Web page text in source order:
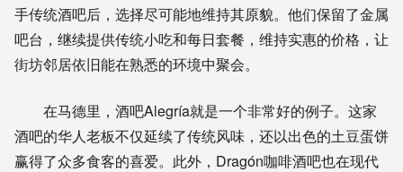
手传统酒吧后，选择尽可能地维持其原貌。他们保留了金属
吧台，继续提供传统小吃和每日套餐，维持实惠的价格，让
街坊邻居依旧能在熟悉的环境中聚会。
在马德里，酒吧Alegría就是一个非常好的例子。这家
酒吧的华人老板不仅延续了传统风味，还以出色的土豆蛋饼
赢得了众多食客的喜爱。此外，Dragón咖啡酒吧也在现代